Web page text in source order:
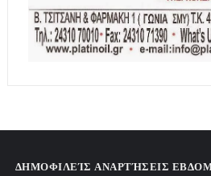
ΔΗΜΟΦΙΛΕΊΣ ΑΝΑΡΤΉΣΕΙΣ